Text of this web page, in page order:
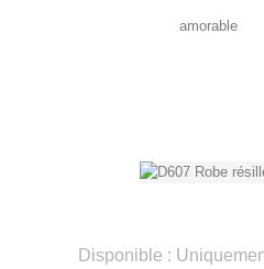
amorable
Disponible :